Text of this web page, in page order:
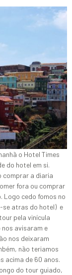
o Hotel Times
do hotel em si.
comprar a diaria
fora ou comprar
Logo cedo fomos no
se atras do hotel) e
pela vinícula
nos avisaram e
nos deixaram
não teriamos
acima de 60 anos.
do tour guiado,